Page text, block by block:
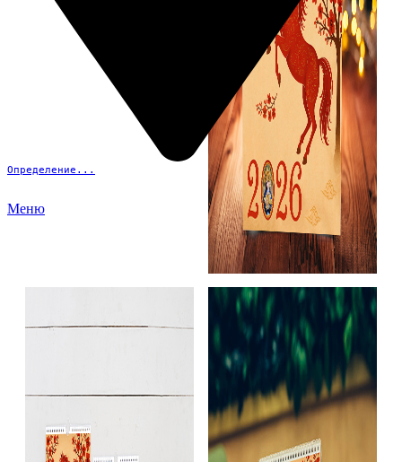
Определение...
Меню